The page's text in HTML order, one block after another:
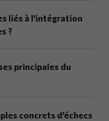
liés à l’intégration
?
principales du
concrets d’échecs